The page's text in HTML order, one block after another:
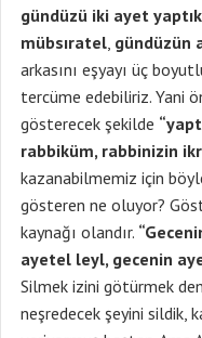
gündüzü iki ayet
mübsıratel, gündüzün
arkasını eşyayı üç
tercüme edebiliriz. Yani
gösterecek şekilde
rabbiküm, rabbinizin
kazanabilmemiz için
gösteren ne oluyor?
kaynağı olandır.
ayetel leyl, gecenin
Silmek izini götürmek
neşredecek şeyini sildik,